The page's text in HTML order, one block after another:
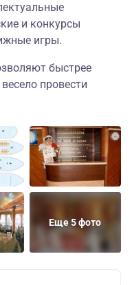
и конкурсы
игры.
быстрее
провести
Еще 5 фото